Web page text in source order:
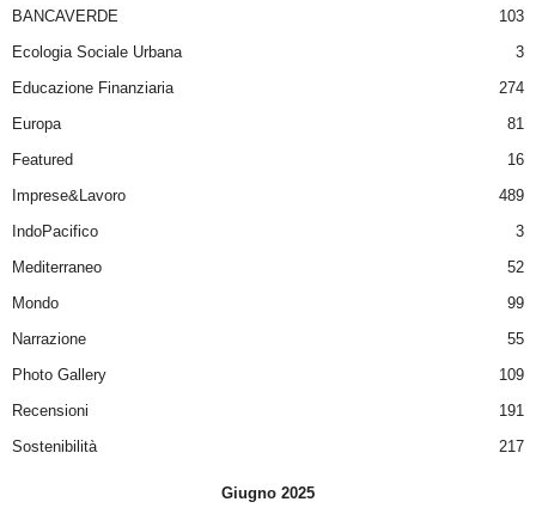
BANCAVERDE
103
Ecologia Sociale Urbana
3
Educazione Finanziaria
274
Europa
81
Featured
16
Imprese&Lavoro
489
IndoPacifico
3
Mediterraneo
52
Mondo
99
Narrazione
55
Photo Gallery
109
Recensioni
191
Sostenibilità
217
Giugno 2025